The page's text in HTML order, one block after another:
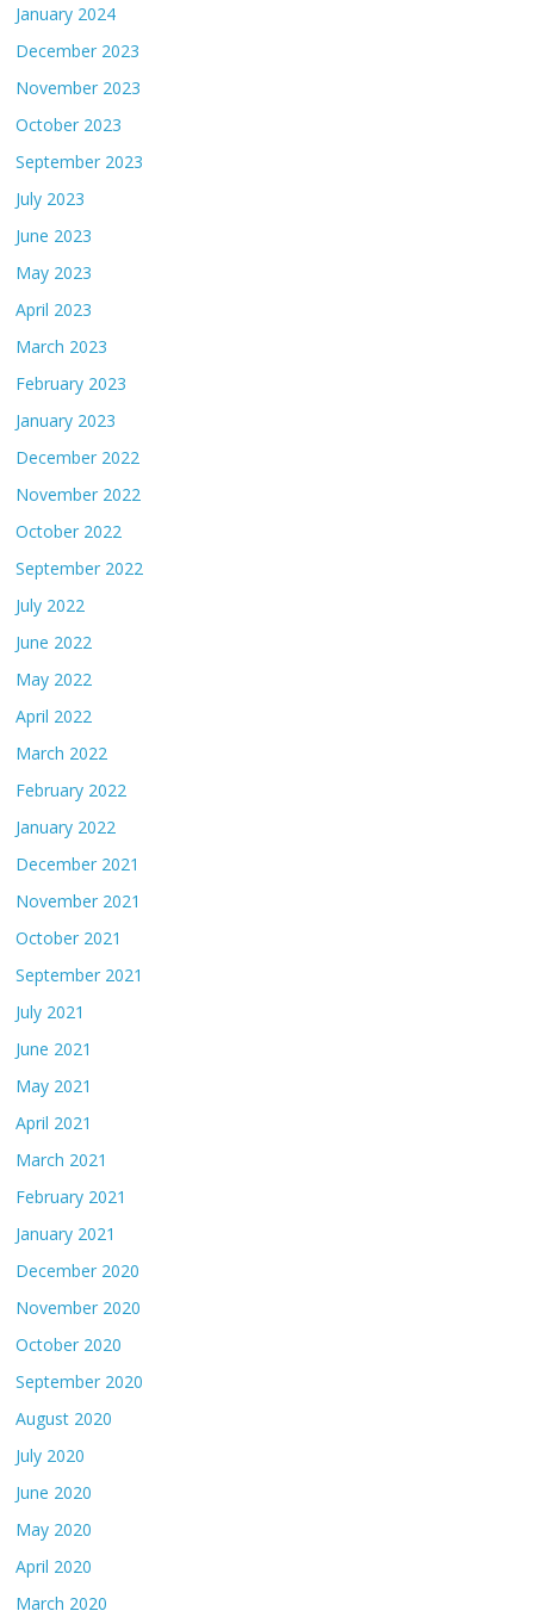
January 2024
December 2023
November 2023
October 2023
September 2023
July 2023
June 2023
May 2023
April 2023
March 2023
February 2023
January 2023
December 2022
November 2022
October 2022
September 2022
July 2022
June 2022
May 2022
April 2022
March 2022
February 2022
January 2022
December 2021
November 2021
October 2021
September 2021
July 2021
June 2021
May 2021
April 2021
March 2021
February 2021
January 2021
December 2020
November 2020
October 2020
September 2020
August 2020
July 2020
June 2020
May 2020
April 2020
March 2020